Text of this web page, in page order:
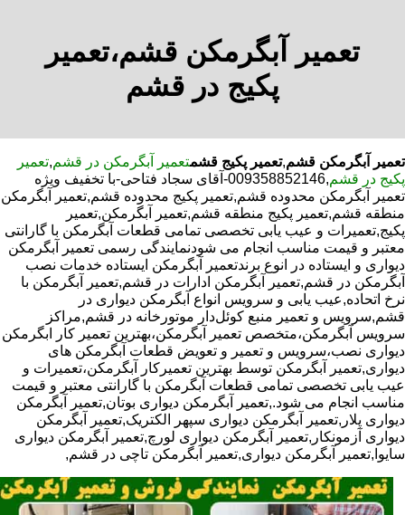
تعمیر آبگرمکن قشم،تعمیر
پکیج در قشم
تعمیر آبگرمکن قشم,تعمیر پکیج قشمتعمیر آبگرمکن در قشم,تعمیر
پکیج در قشم
,009358852146-آقای سجاد فتاحی-با تخفیف ویژه
تعمیر آبگرمکن محدوده قشم,تعمیر پکیج محدوده قشم,تعمیر آبگرمکن
منطقه قشم,تعمیر پکیج منطقه قشم,تعمیر آبگرمکن,تعمیر
پکیج,تعمیرات و عیب یابی تخصصی تمامی قطعات آبگرمکن با گارانتی
معتبر و قیمت مناسب انجام می شودنمایندگی رسمی تعمیر آبگرمکن
دیواری و ایستاده در انوع برندتعمیر آبگرمکن ایستاده خدمات نصب
آبگرمکن در قشم,تعمیر آبگرمکن ادارات در قشم,تعمیر آبگرمکن با
نرخ اتحاده,عیب یابی و سرویس انواع آبگرمکن دیواری در
قشم,سرویس و تعمیر منبع کوئل‌دار موتورخانه در قشم,مراکز
سرویس آبگرمکن،متخصص تعمیر آبگرمکن،بهترین تعمیر کار ابگرمکن
دیواری نصب،سرویس و تعمیر و تعویض قطعات آبگرمکن های
دیواری,تعمیر آبگرمکن توسط بهترین تعمیرکار آبگرمکن،تعمیرات و
عیب یابی تخصصی تمامی قطعات آبگرمکن با گارانتی معتبر و قیمت
مناسب انجام می شود.,تعمیر آبگرمکن دیواری بوتان,تعمیر آبگرمکن
دیواری پلار,تعمیر آبگرمکن دیواری سپهر الکتریک,تعمیر آبگرمکن
دیواری آزمونکار,تعمیر آبگرمکن دیواری لورچ,تعمیر آبگرمکن دیواری
سایوا,تعمیر آبگرمکن دیواری,تعمیر آبگرمکن تاچی در قشم,